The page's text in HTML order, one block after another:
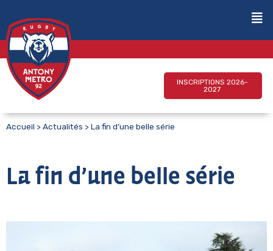
INSCRIPTIONS 2026-
2027
Accueil >Actualités >La fin d’une belle série
La fin d’une belle série